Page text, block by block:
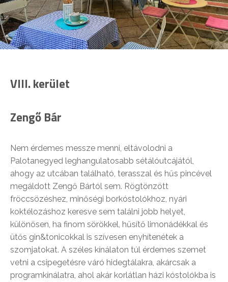
VIII. kerület
Zengő Bár
Nem érdemes messze menni, eltávolodni a
Palotanegyed leghangulatosabb sétálóutcájától,
ahogy az utcában található, terasszal és hűs pincével
megáldott Zengő Bártól sem. Rögtönzött
fröccsözéshez, minőségi borkóstolókhoz, nyári
koktélozáshoz keresve sem találni jobb helyet,
különösen, ha finom sörökkel, hűsítő limonádékkal és
ütős gin&tonicokkal is szívesen enyhítenétek a
szomjatokat. A széles kínálaton túl érdemes szemet
vetni a csipegetésre váró hidegtálakra, akárcsak a
programkínálatra, ahol akár korlátlan házi kóstolókba is